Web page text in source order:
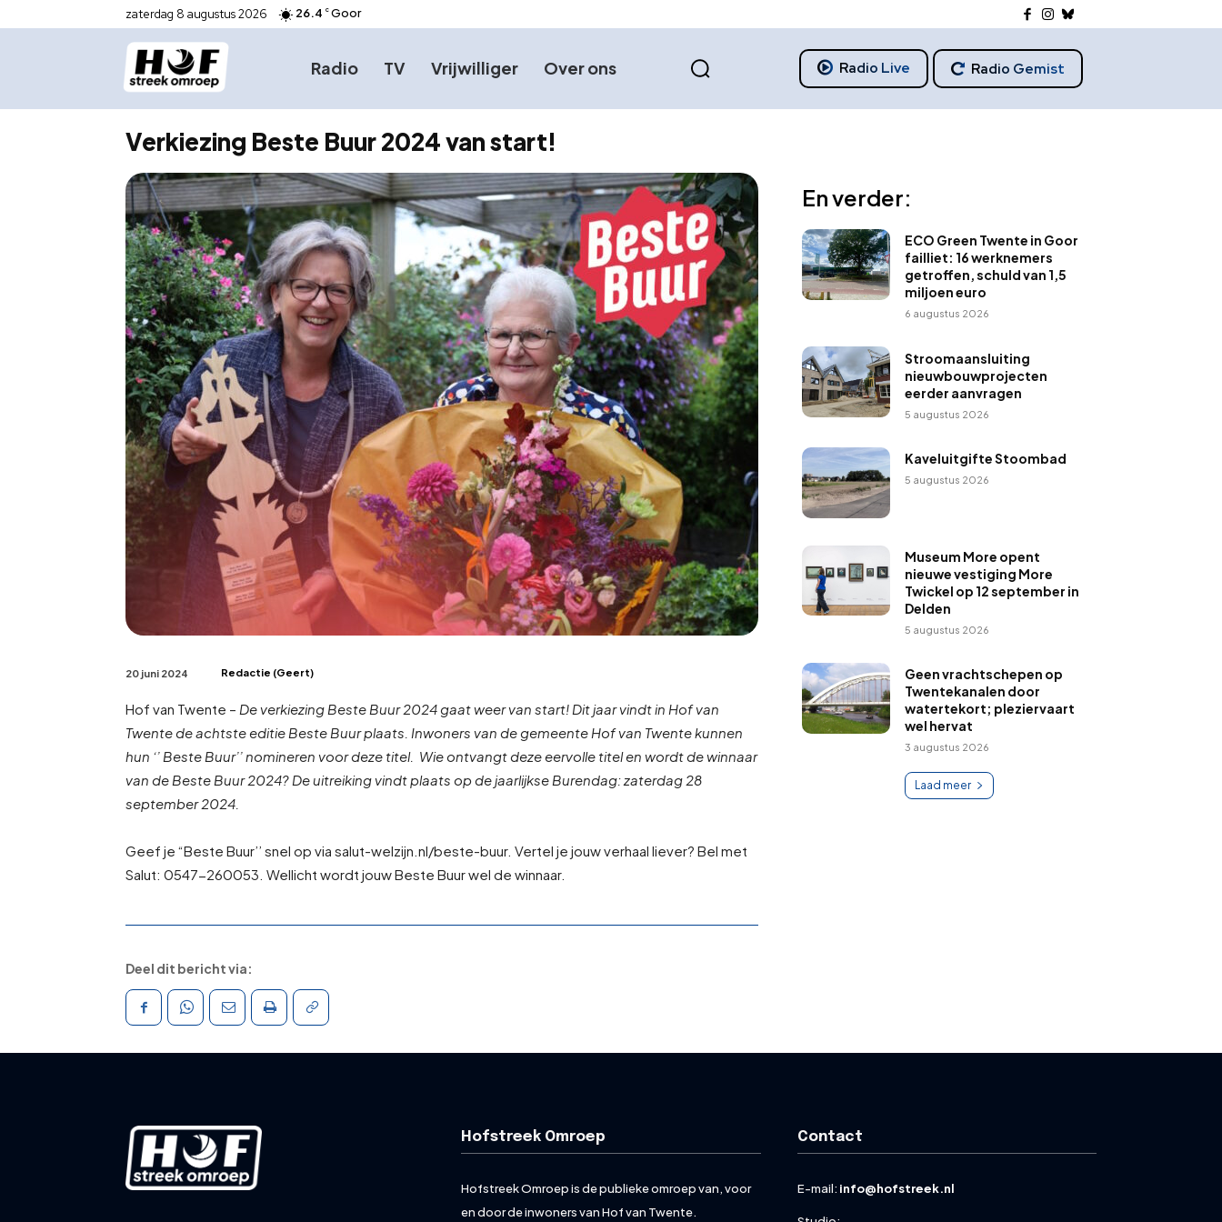
zaterdag 8 augustus 2026 26.4 C Goor
Radio TV Vrijwilliger Over ons Radio Live Radio Gemist
Verkiezing Beste Buur 2024 van start!
20 juni 2024 Redactie (Geert)
Hof van Twente – De verkiezing Beste Buur 2024 gaat weer van start! Dit jaar vindt in Hof van
Twente de achtste editie Beste Buur plaats. Inwoners van de gemeente Hof van Twente kunnen
hun ‘’ Beste Buur’’ nomineren voor deze titel. Wie ontvangt deze eervolle titel en wordt de winnaar
van de Beste Buur 2024? De uitreiking vindt plaats op de jaarlijkse Burendag: zaterdag 28
september 2024.
Geef je “Beste Buur’’ snel op via salut-welzijn.nl/beste-buur. Vertel je jouw verhaal liever? Bel met
Salut: 0547-260053. Wellicht wordt jouw Beste Buur wel de winnaar.
En verder:
ECO Green Twente in Goor
failliet: 16 werknemers
getroffen, schuld van 1,5
miljoen euro
6 augustus 2026
Stroomaansluiting
nieuwbouwprojecten
eerder aanvragen
5 augustus 2026
Kaveluitgifte Stoombad
5 augustus 2026
Museum More opent
nieuwe vestiging More
Twickel op 12 september in
Delden
5 augustus 2026
Geen vrachtschepen op
Twentekanalen door
watertekort; pleziervaart
wel hervat
3 augustus 2026
Laad meer
Deel dit bericht via:
Hofstreek Omroep
Hofstreek Omroep is de publieke omroep van, voor
en door de inwoners van Hof van Twente.
Contact
E-mail: info@hofstreek.nl